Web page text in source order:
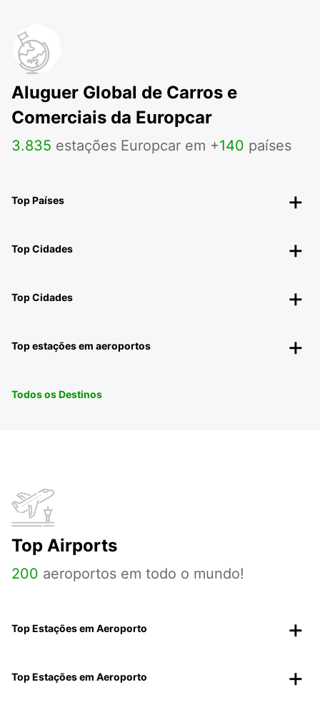
Aluguer Global de Carros e
Comerciais da Europcar
3.835 estações Europcar em +140 países
Top Países
Top Cidades
Top Cidades
Top estações em aeroportos
Todos os Destinos
Top Airports
200 aeroportos em todo o mundo!
Top Estações em Aeroporto
Top Estações em Aeroporto